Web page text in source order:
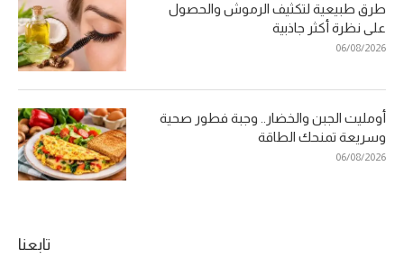
طرق طبيعية لتكثيف الرموش والحصول
على نظرة أكثر جاذبية
06/08/2026
أومليت الجبن والخضار.. وجبة فطور صحية
وسريعة تمنحك الطاقة
06/08/2026
تابعنا